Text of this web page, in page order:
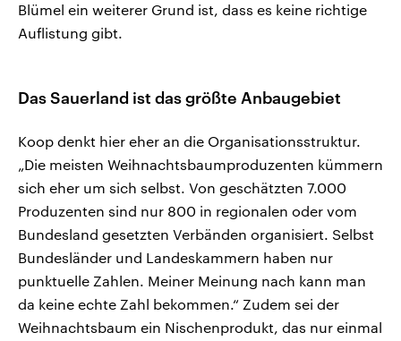
Blümel ein weiterer Grund ist, dass es keine richtige
Auflistung gibt.
Das Sauerland ist das größte Anbaugebiet
Koop denkt hier eher an die Organisationsstruktur.
„Die meisten Weihnachtsbaumproduzenten kümmern
sich eher um sich selbst. Von geschätzten 7.000
Produzenten sind nur 800 in regionalen oder vom
Bundesland gesetzten Verbänden organisiert. Selbst
Bundesländer und Landeskammern haben nur
punktuelle Zahlen. Meiner Meinung nach kann man
da keine echte Zahl bekommen.“ Zudem sei der
Weihnachtsbaum ein Nischenprodukt, das nur einmal